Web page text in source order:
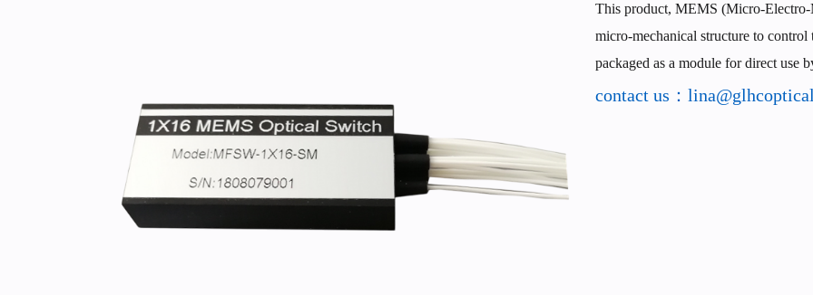
This product, MEMS (Micro-
micro-mechanical structure to
packaged as a module for direct use
contact us：